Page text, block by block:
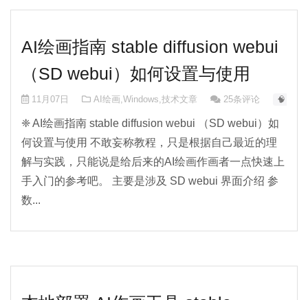
AI绘画指南 stable diffusion webui
（SD webui）如何设置与使用
11月07日 AI绘画,Windows,技术文章 25条评论 🧠 AI-0
❈ AI绘画指南 stable diffusion webui （SD webui）如
何设置与使用 不敢妄称教程，只是根据自己最近的理
解与实践，只能说是给后来的AI绘画作画者一点快速上
手入门的参考吧。 主要是涉及 SD webui 界面介绍 参
数...